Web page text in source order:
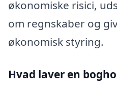
økonomiske risici,
om regnskaber og
økonomisk styring.
Hvad laver en